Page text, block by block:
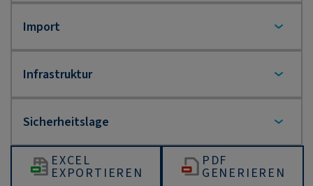
EXCEL
EXPORTIEREN
PDF
GENERIEREN